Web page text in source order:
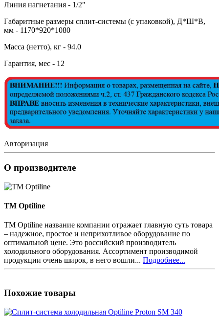
Линия нагнетания - 1/2"
Габаритные размеры сплит-системы (с упаковкой), Д*Ш*В,
мм - 1170*920*1080
Масса (нетто), кг - 94.0
Гарантия, мес - 12
Авторизация
О производителе
TM Optiline
TM Optiline название компании отражает главную суть товара
– надежное, простое и неприхотливое оборудование по
оптимальной цене. Это российский производитель
холодильного оборудования. Ассортимент производимой
продукции очень широк, в него вошли... Подробнее...
Похожие товары